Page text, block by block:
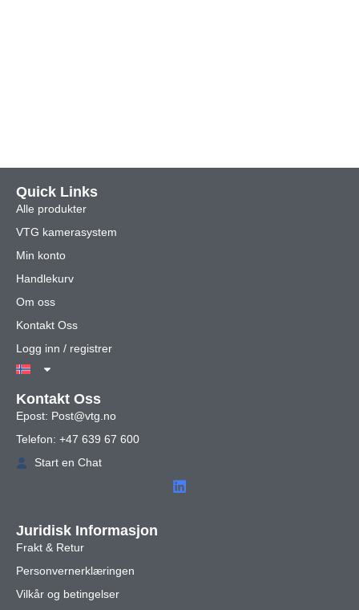
Quick Links
Alle produkter
VTG kamerasystem
Min konto
Handlekurv
Om oss
Kontakt Oss
Logg inn / registrer
Kontakt Oss
Epost: Post@vtg.no
Telefon: +47 639 67 600
Start en Chat
Juridisk Informasjon
Frakt & Retur
Personvernerklæringen
Vilkår og betingelser